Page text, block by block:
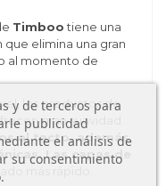
Timbootiene una
elimina una gran
al momento de
los productos de
gran suavidad.
al tacto, además
Las capas de
más rápido.
y de terceros para
publicidad
el análisis de
su consentimiento